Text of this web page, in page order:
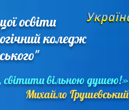
освіти
коледж
вільною душею!»
Михайло Грушевський